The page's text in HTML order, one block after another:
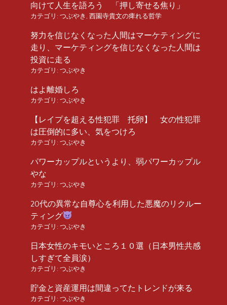
向けて人生を語ろう 「押し寄せる焦り」
カテゴリ: つぶやき 西園寺貴文の痺れる哲学
努力を信じなくなった人間はマーケティングに
走り、マーケティングを信じなくなった人間は
投資に走る
カテゴリ: つぶやき
はよ離婚しろ
カテゴリ: つぶやき
【レイプを超える性犯罪 托卵】 女の性犯罪
は圧倒的に多い、気をつけろ
カテゴリ: つぶやき
パワーカップルというより、弱パワーカップル
やな
カテゴリ: つぶやき
20代の異常な自尊心を利用した悪魔のリクルー
ティング
カテゴリ: つぶやき
日本女性のキモいところ１０選（日本男性共感
しすぎて全員涙）
カテゴリ: つぶやき
貯金と資産運用は間違ってたトレンドが来る
カテゴリ: つぶやき